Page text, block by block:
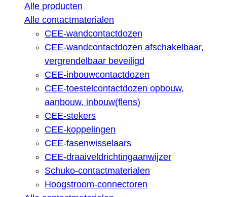
Alle producten
Alle contactmaterialen
CEE-wandcontactdozen
CEE-wandcontactdozen afschakelbaar,
vergrendelbaar beveiligd
CEE-inbouwcontactdozen
CEE-toestelcontactdozen opbouw,
aanbouw, inbouw(flens)
CEE-stekers
CEE-koppelingen
CEE-fasenwisselaars
CEE-draaiveldrichtingaanwijzer
Schuko-contactmaterialen
Hoogstroom-connectoren